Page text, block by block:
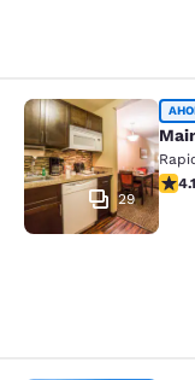
MainStay
29
4.1